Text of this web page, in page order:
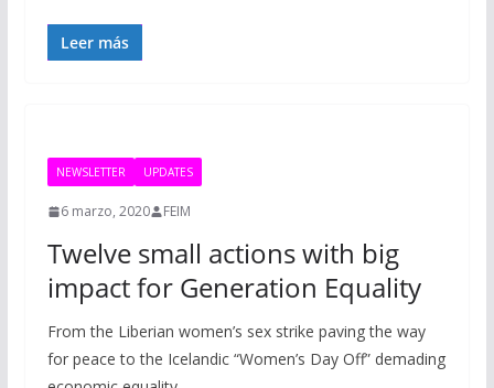
Leer más
NEWSLETTER UPDATES
6 marzo, 2020 FEIM
Twelve small actions with big
impact for Generation Equality
From the Liberian women’s sex strike paving the way
for peace to the Icelandic “Women’s Day Off” demading